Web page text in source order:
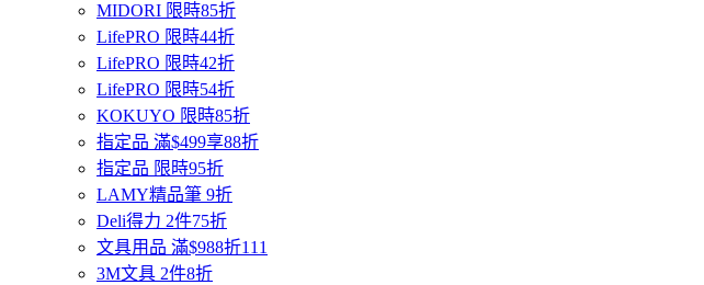
MIDORI 限時85折
LifePRO 限時44折
LifePRO 限時42折
LifePRO 限時54折
KOKUYO 限時85折
指定品 滿$499享88折
指定品 限時95折
LAMY精品筆 9折
Deli得力 2件75折
文具用品 滿$988折111
3M文具 2件8折